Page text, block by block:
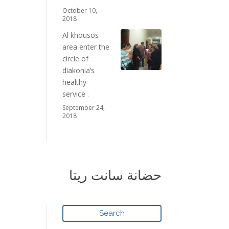
October 10,
2018
Al khousos
area enter the
circle of
diakonia’s
healthy
service .
September 24,
2018
حضانة سانت ريتا
Search